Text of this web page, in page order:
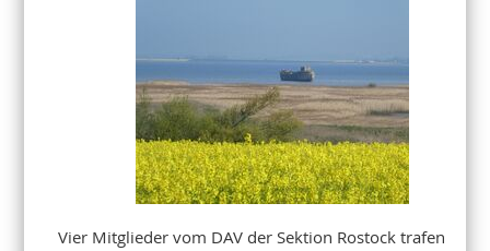
Vier Mitglieder vom DAV der Sektion Rostock trafen